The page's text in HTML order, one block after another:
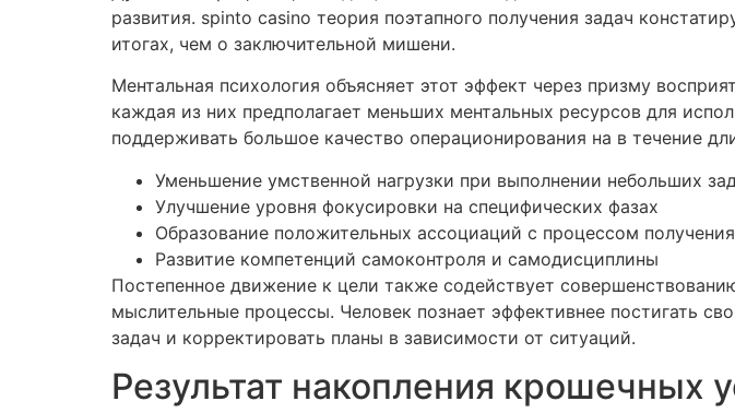
развития. spinto casino теория поэтапного получения задач
итогах, чем о заключительной мишени.
Ментальная психология объясняет этот эффект через призму
каждая из них предполагает меньших ментальных ресурсов для
поддерживать большое качество операционирования на в течение
Уменьшение умственной нагрузки при выполнении небольших
Улучшение уровня фокусировки на специфических фазах
Образование положительных ассоциаций с процессом
Развитие компетенций самоконтроля и самодисциплины
Постепенное движение к цели также содействует
мыслительные процессы. Человек познает эффективнее постигать
задач и корректировать планы в зависимости от ситуаций.
Результат накопления крошечных